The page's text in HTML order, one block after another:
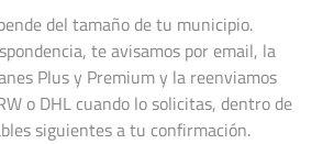
del tamaño de tu municipio.
te avisamos por email, la
Plus y Premium y la reenviamos
o DHL cuando lo solicitas, dentro de
siguientes a tu confirmación.